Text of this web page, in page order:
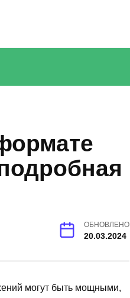
ОБНОВЛЕНО
20.03.2024
могут быть мощными,